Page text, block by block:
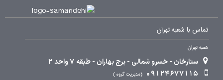
تماس با شعبه تهران
شعبه تهران
ستارخان - خسرو شمالی - برج بهاران - طبقه 7 واحد 2
09124677115
مدیریت گروه